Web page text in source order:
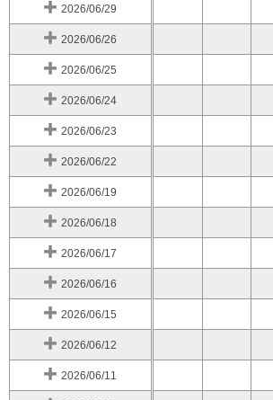
2026/06/29
2026/06/26
2026/06/25
2026/06/24
2026/06/23
2026/06/22
2026/06/19
2026/06/18
2026/06/17
2026/06/16
2026/06/15
2026/06/12
2026/06/11